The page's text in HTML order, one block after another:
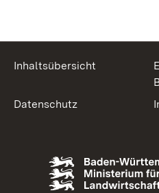
Inhaltsübersicht
Datenschutz